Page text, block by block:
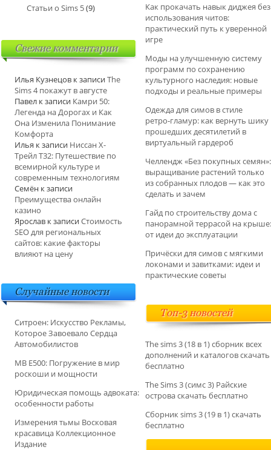
Статьи о Sims 5(9)
Свежие комментарии
Илья Кузнецов к записиThe
Sims 4 покажут в августе
Павел к записи Камри 50:
Легенда на Дорогах и Как
Она Изменила Понимание
Комфорта
Илья к записи Ниссан Х-
Трейл T32: Путешествие по
всемирной культуре и
современным технологиям
Семён к записи
Преимущества онлайн
казино
Ярослав к записиСтоимость
SEO для региональных
сайтов: какие факторы
влияют на цену
Случайные новости
Ситроен: Искусство Рекламы,
Которое Завоевало Сердца
Автомобилистов
MB E500: Погружение в мир
роскоши и мощности
Юридическая помощь адвоката:
особенности работы
Измерения тьмы Восковая
красавица Коллекционное
Издание
Как прокачать навык диджея без
использования читов:
практический путь к уверенной
игре
Моды на улучшенную систему
программ по сохранению
культурного наследия: новые
подходы и реальные примеры
Одежда для симов в стиле
ретро‑гламур: как вернуть шику
прошедших десятилетий в
виртуальный гардероб
Челлендж «Без покупных семян»:
выращивание растений только
из собранных плодов — как это
сделать и зачем
Гайд по строительству дома с
панорамной террасой на крыше:
от идеи до эксплуатации
Причёски для симов с мягкими
локонами и завитками: идеи и
практические советы
Топ-3 новостей
The sims 3 (18 в 1) сборник всех
дополнений и каталогов скачать
бесплатно
The Sims 3 (симс 3) Райские
острова скачать бесплатно
Сборник sims 3 (19 в 1) скачать
бесплатно